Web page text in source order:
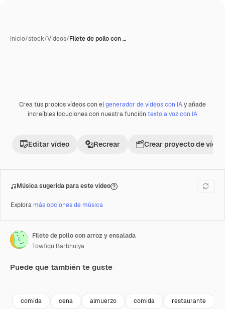
Inicio/stock/Vídeos/Filete de pollo con …
Premium
Crea tus propios vídeos con elgenerador de vídeos con IAy añade
increíbles locuciones con nuestra función texto a voz con IA
Editar vídeo Recrear Crear proyecto de vídeo
Música sugerida para este vídeo
Explora más opciones de música
Filete de pollo con arroz y ensalada
Towfiqu Barbhuiya
Puede que también te guste
comida cena almuerzo comida restaurante